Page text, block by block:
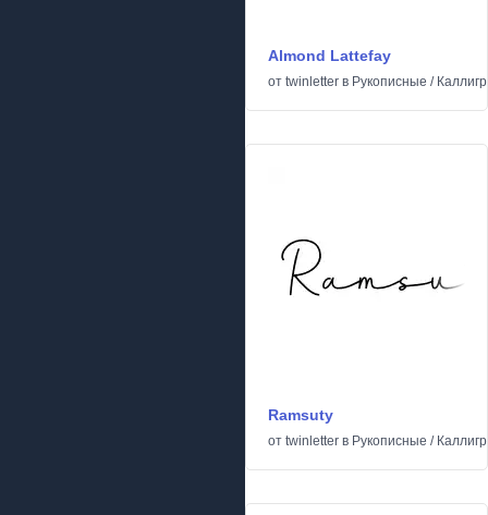
Almond Lattefay
от twinletter в Рукописные /
Ramsuty
от twinletter в Рукописные /